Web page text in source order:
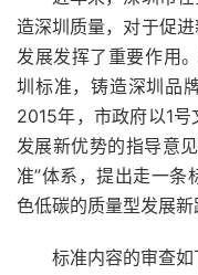
造深圳质量，对于促
发展发挥了重要作用
圳标准，铸造深圳品
2015年，市政府以1
发展新优势的指导意
准”体系，提出走一条
色低碳的质量型发展新
标准内容的审查如